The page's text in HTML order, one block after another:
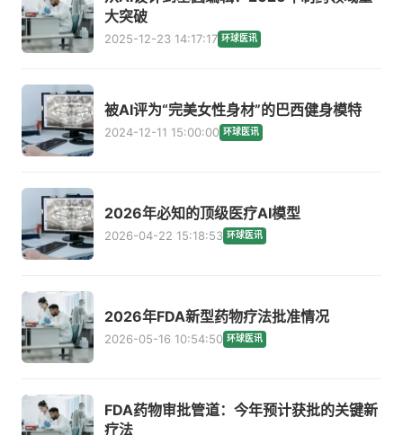
大突破
2025-12-23 14:17:17 环球医讯
被AI评为“完美女性身材”的巴西健身模特
2024-12-11 15:00:00 环球医讯
2026年必知的顶级医疗AI模型
2026-04-22 15:18:53 环球医讯
2026年FDA新型药物疗法批准情况
2026-05-16 10:54:50 环球医讯
FDA药物审批管道：今年预计获批的关键新
疗法